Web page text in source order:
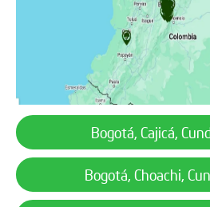
Bogotá, Cajicá,
Bogotá, Choachi,